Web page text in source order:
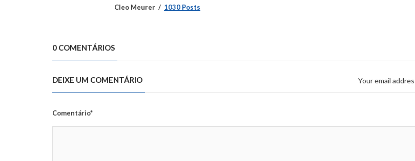
Cleo Meurer 1030 Posts
0 COMENTÁRIOS
DEIXE UM COMENTÁRIO Your email
Comentário*